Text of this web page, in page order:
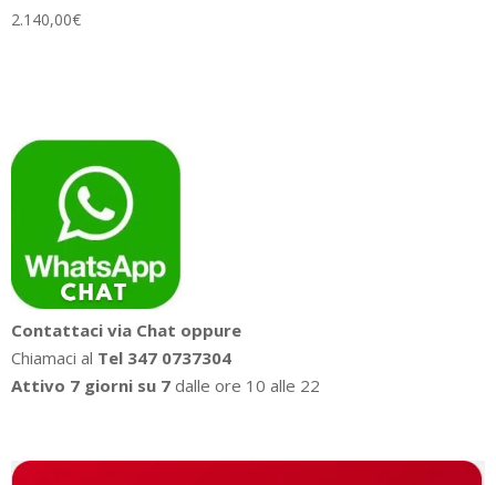
2.140,00€
Contattaci via Chat oppure
Chiamaci al Tel 347 0737304
Attivo 7 giorni su 7 dalle ore 10 alle 22